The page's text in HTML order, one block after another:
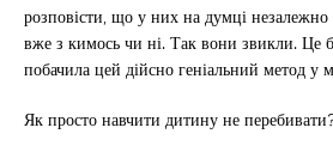
розповісти, що у них на думці
вже з кимось чи ні. Так вони звикли. Це
побачила цей дійсно геніальний метод у
Як просто навчити дитину не